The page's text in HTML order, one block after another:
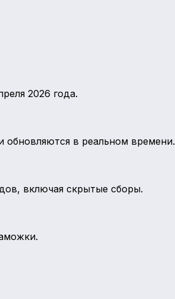
2026 года.
обновляются в реальном времени.
включая скрытые сборы.